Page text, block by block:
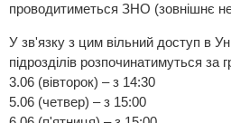
проводитиметься ЗНО (зовнішнє
У зв'язку з цим вільний доступ в
підрозділів розпочинатимуться за
3.06 (вівторок) – з 14:30
5.06 (четвер) – з 15:00